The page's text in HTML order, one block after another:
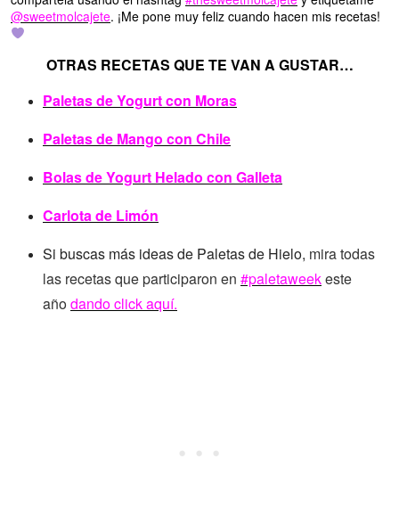
@sweetmolcajete. ¡Me pone muy feliz cuando hacen mis recetas!
OTRAS RECETAS QUE TE VAN A GUSTAR…
Paletas de Yogurt con Moras
Paletas de Mango con Chile
Bolas de Yogurt Helado con Galleta
Carlota de Limón
Si buscas más ideas de Paletas de Hielo, mira todas
las recetas que participaron en #paletaweekeste
añodando click aquí.